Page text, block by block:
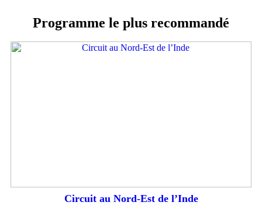
Programme le plus recommandé
Circuit au Nord-Est de l’Inde